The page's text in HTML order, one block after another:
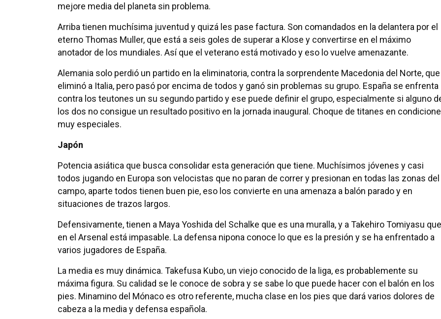
mejore media del planeta sin problema.
Arriba tienen muchísima juventud y quizá les pase factura. Son comandados en la delantera por el
eterno Thomas Muller, que está a seis goles de superar a Klose y convertirse en el máximo
anotador de los mundiales. Así que el veterano está motivado y eso lo vuelve amenazante.
Alemania solo perdió un partido en la eliminatoria, contra la sorprendente Macedonia del Norte, que
eliminó a Italia, pero pasó por encima de todos y ganó sin problemas su grupo. España se enfrenta
contra los teutones un su segundo partido y ese puede definir el grupo, especialmente si alguno
los dos no consigue un resultado positivo en la jornada inaugural. Choque de titanes en
muy especiales.
Japón
Potencia asiática que busca consolidar esta generación que tiene. Muchísimos jóvenes y casi
todos jugando en Europa son velocistas que no paran de correr y presionan en todas las zonas del
campo, aparte todos tienen buen pie, eso los convierte en una amenaza a balón parado y en
situaciones de trazos largos.
Defensivamente, tienen a Maya Yoshida del Schalke que es una muralla, y a Takehiro Tomiyasu que
en el Arsenal está impasable. La defensa nipona conoce lo que es la presión y se ha enfrentado a
varios jugadores de España.
La media es muy dinámica. Takefusa Kubo, un viejo conocido de la liga, es probablemente su
máxima figura. Su calidad se le conoce de sobra y se sabe lo que puede hacer con el balón en los
pies. Minamino del Mónaco es otro referente, mucha clase en los pies que dará varios dolores de
cabeza a la media y defensa española.